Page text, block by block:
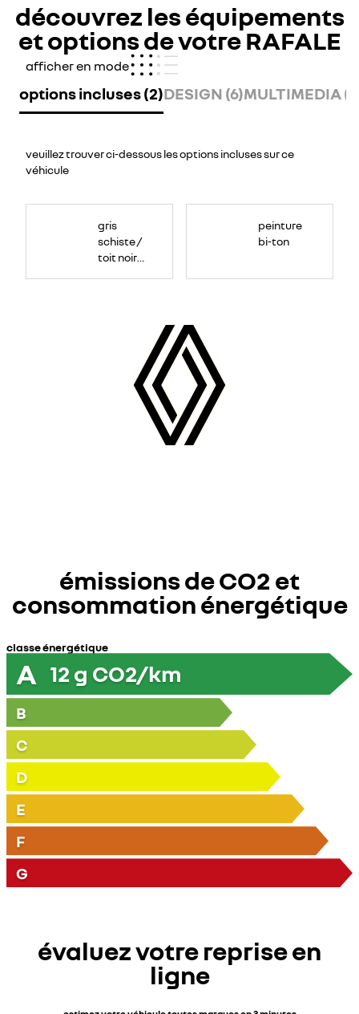
découvrez les équipements
et options de votre RAFALE
afficher en mode
options incluses (2)DESIGN (6)MULTIMEDIA
veuillez trouver ci-dessous les options incluses sur ce
véhicule
gris
schiste /
toit noir
peinture
bi-ton
émissions de CO2 et
consommation énergétique
classe énergétique
A 12 g CO2/km
B
C
D
E
F
G
évaluez votre reprise en
ligne